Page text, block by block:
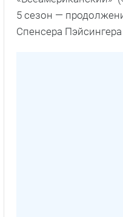
5 сезон —
Спенсера Пэйсингера